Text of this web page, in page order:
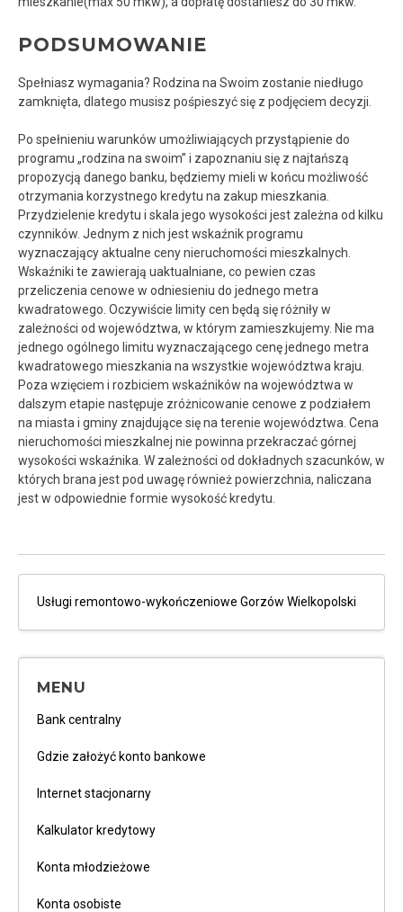
PODSUMOWANIE
Spełniasz wymagania? Rodzina na Swoim zostanie niedługo
zamknięta, dlatego musisz pośpieszyć się z podjęciem decyzji.
Po spełnieniu warunków umożliwiających przystąpienie do
programu „rodzina na swoim” i zapoznaniu się z najtańszą
propozycją danego banku, będziemy mieli w końcu możliwość
otrzymania korzystnego kredytu na zakup mieszkania.
Przydzielenie kredytu i skala jego wysokości jest zależna od kilku
czynników. Jednym z nich jest wskaźnik programu
wyznaczający aktualne ceny nieruchomości mieszkalnych.
Wskaźniki te zawierają uaktualniane, co pewien czas
przeliczenia cenowe w odniesieniu do jednego metra
kwadratowego. Oczywiście limity cen będą się różniły w
zależności od województwa, w którym zamieszkujemy. Nie ma
jednego ogólnego limitu wyznaczającego cenę jednego metra
kwadratowego mieszkania na wszystkie województwa kraju.
Poza wzięciem i rozbiciem wskaźników na województwa w
dalszym etapie następuje zróżnicowanie cenowe z podziałem
na miasta i gminy znajdujące się na terenie województwa. Cena
nieruchomości mieszkalnej nie powinna przekraczać górnej
wysokości wskaźnika. W zależności od dokładnych szacunków, w
których brana jest pod uwagę również powierzchnia, naliczana
jest w odpowiednie formie wysokość kredytu.
Usługi remontowo-wykończeniowe Gorzów Wielkopolski
MENU
Bank centralny
Gdzie założyć konto bankowe
Internet stacjonarny
Kalkulator kredytowy
Konta młodzieżowe
Konta osobiste